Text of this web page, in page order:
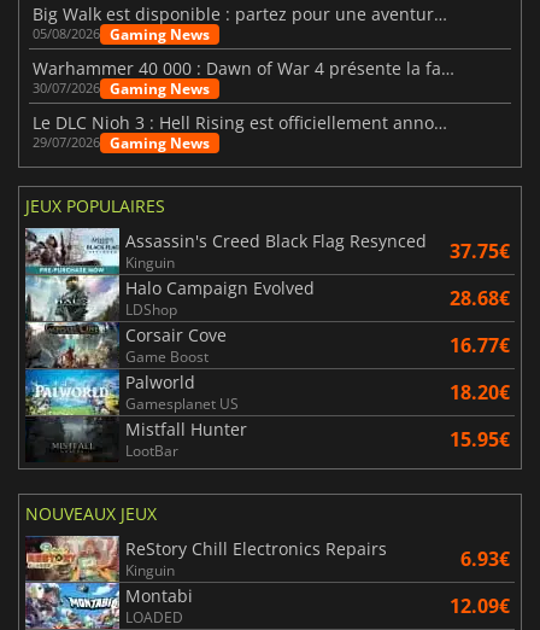
Big Walk est disponible : partez pour une aventure entre amis
05/08/2026 Gaming News
Warhammer 40 000 : Dawn of War 4 présente la faction des Nécrons
30/07/2026 Gaming News
Le DLC Nioh 3 : Hell Rising est officiellement annoncé
29/07/2026 Gaming News
JEUX POPULAIRES
Assassin's Creed Black Flag Resynced
Kinguin 37.75€
Halo Campaign Evolved
LDShop 28.68€
Corsair Cove
Game Boost 16.77€
Palworld
Gamesplanet US 18.20€
Mistfall Hunter
LootBar 15.95€
NOUVEAUX JEUX
ReStory Chill Electronics Repairs
Kinguin 6.93€
Montabi
LOADED 12.09€